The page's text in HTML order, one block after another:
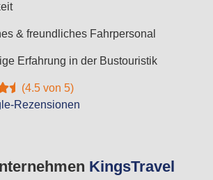
KingsTravel
& freundliches Fahrpersonal
Erfahrung in der Bustouristik
(4.5 von 5)
Rezensionen